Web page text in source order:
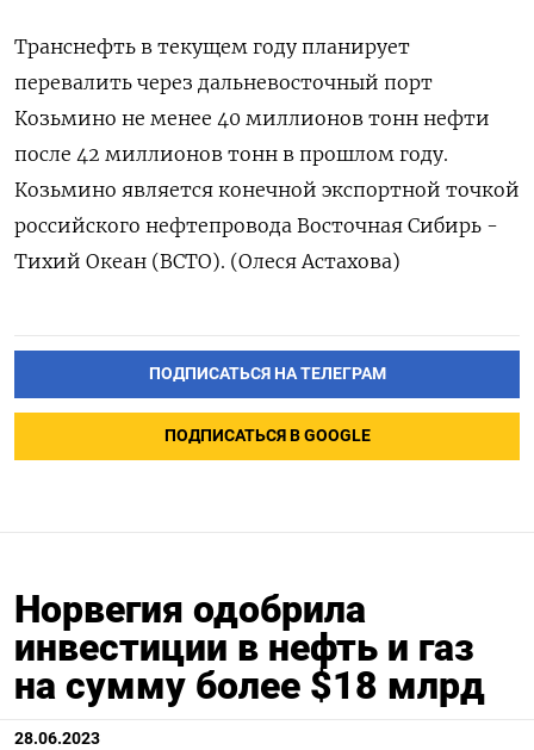
Транснефть в текущем году планирует
перевалить через дальневосточный порт
Козьмино не менее 40 миллионов тонн нефти
после 42 миллионов тонн в прошлом году.
Козьмино является конечной экспортной точкой
российского нефтепровода Восточная Сибирь -
Тихий Океан (ВСТО). (Олеся Астахова)
ПОДПИСАТЬСЯ НА ТЕЛЕГРАМ
ПОДПИСАТЬСЯ В GOOGLE
Норвегия одобрила
инвестиции в нефть и газ
на сумму более $18 млрд
28.06.2023